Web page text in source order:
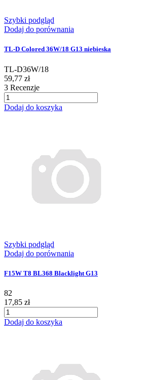
Szybki podgląd
Dodaj do porównania
TL-D Colored 36W/18 G13 niebieska
TL-D36W/18
59,77 zł
3 Recenzje
Dodaj do koszyka
Szybki podgląd
Dodaj do porównania
F15W T8 BL368 Blacklight G13
82
17,85 zł
Dodaj do koszyka